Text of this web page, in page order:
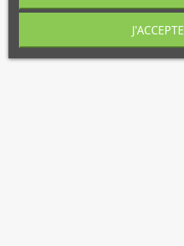
J'ACCEPTE